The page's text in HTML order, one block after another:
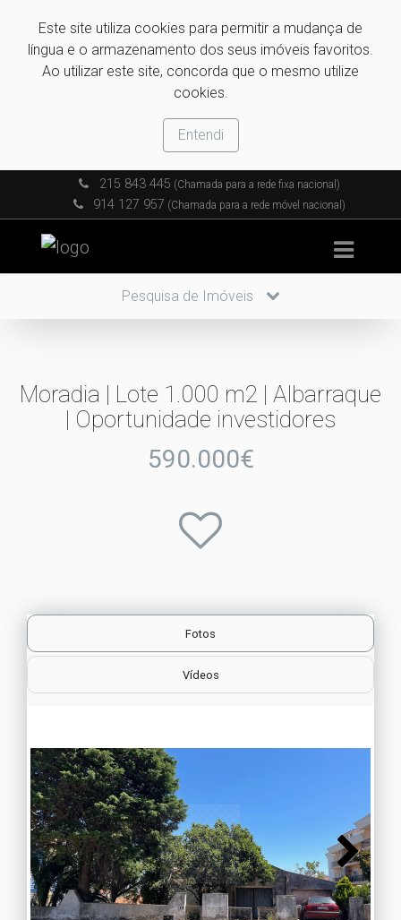
Este site utiliza cookies para permitir a mudança de
língua e o armazenamento dos seus imóveis favoritos.
Ao utilizar este site, concorda que o mesmo utilize
cookies.
Entendi
215 843 445 (Chamada para a rede fixa nacional)
914 127 957 (Chamada para a rede móvel nacional)
Pesquisa de Imóveis
Moradia | Lote 1.000 m2 | Albarraque
| Oportunidade investidores
590.000€
Fotos
Vídeos
Next